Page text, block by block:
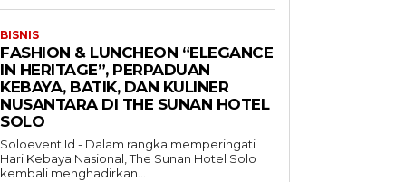
BISNIS
FASHION & LUNCHEON “ELEGANCE
IN HERITAGE”, PERPADUAN
KEBAYA, BATIK, DAN KULINER
NUSANTARA DI THE SUNAN HOTEL
SOLO
Soloevent.Id - Dalam rangka memperingati
Hari Kebaya Nasional, The Sunan Hotel Solo
kembali menghadirkan...